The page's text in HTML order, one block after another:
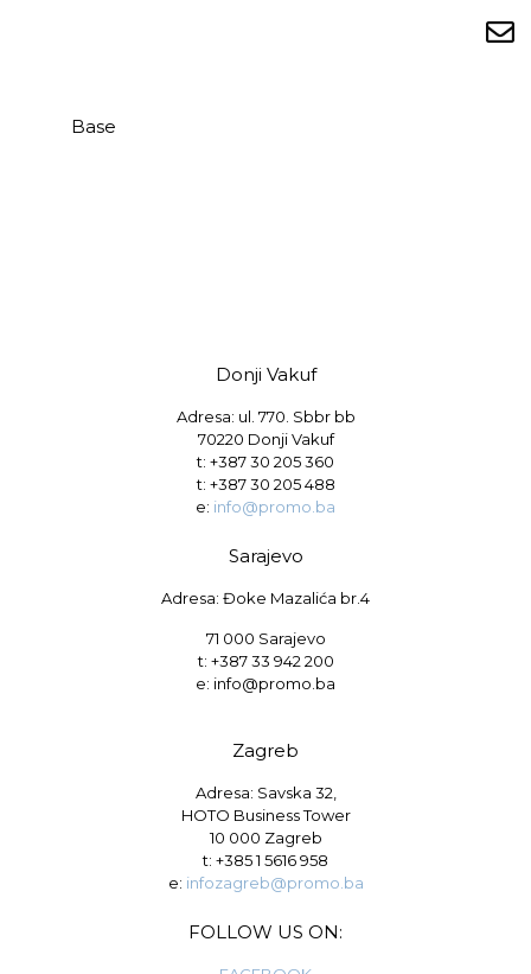
Base
Donji Vakuf
Adresa: ul. 770. Sbbr bb
70220 Donji Vakuf
t: +387 30 205 360
t: +387 30 205 488
e: info@promo.ba
Sarajevo
Adresa: Đoke Mazalića br.4
71 000 Sarajevo
t: +387 33 942 200
e: info@promo.ba
Zagreb
Adresa: Savska 32,
HOTO Business Tower
10 000 Zagreb
t: +385 1 5616 958
e: infozagreb@promo.ba
FOLLOW US ON: